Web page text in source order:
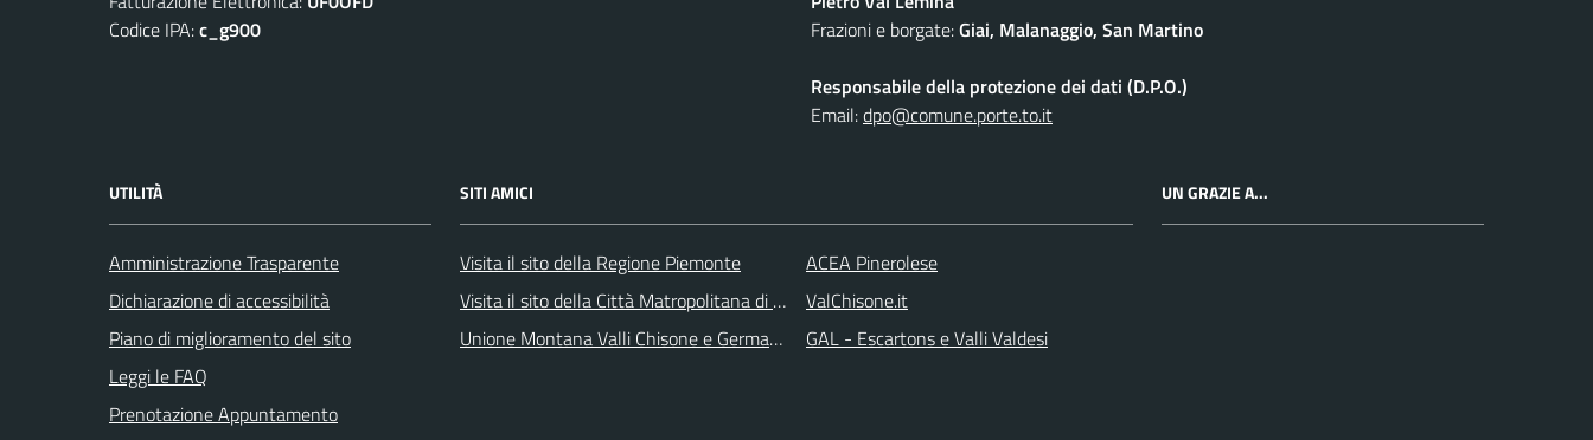
Codice IPA:c_g900
Frazioni e borgate:Giai, Malanaggio, San Martino
Responsabile della protezione dei dati (D.P.O.)
Email:dpo@comune.porte.to.it
UTILITÀ
Amministrazione Trasparente
Dichiarazione di accessibilità
Piano di miglioramento del sito
Leggi le FAQ
Prenotazione Appuntamento
SITI AMICI
Visita il sito della Regione Piemonte
Visita il sito della Città Matropolitana di Torino
Unione Montana Valli Chisone e Germanasca
ACEA Pinerolese
ValChisone.it
GAL - Escartons e Valli Valdesi
UN GRAZIE A...